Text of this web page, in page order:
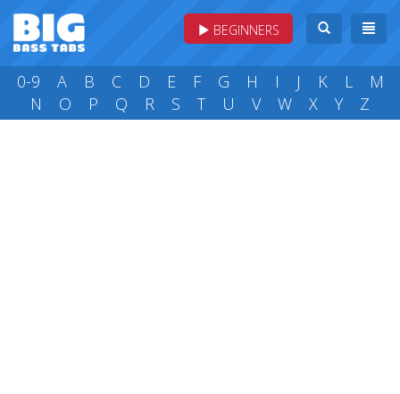
BEGINNERS
0-9 A B C D E F G H I J K L
M
N
O P Q R S T U V W X Y Z